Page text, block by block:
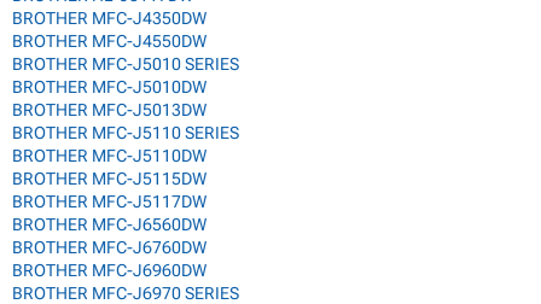
BROTHER MFC-J4350DW
BROTHER MFC-J4550DW
BROTHER MFC-J5010 SERIES
BROTHER MFC-J5010DW
BROTHER MFC-J5013DW
BROTHER MFC-J5110 SERIES
BROTHER MFC-J5110DW
BROTHER MFC-J5115DW
BROTHER MFC-J5117DW
BROTHER MFC-J6560DW
BROTHER MFC-J6760DW
BROTHER MFC-J6960DW
BROTHER MFC-J6970 SERIES